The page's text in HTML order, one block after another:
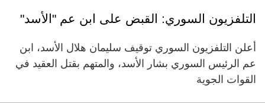
التلفزيون السوري: القبض على ابن عم "الأسد"
أعلن التلفزيون السوري توقيف سليمان هلال الأسد، ابن
عم الرئيس السوري بشار الأسد، والمتهم بقتل العقيد في
القوات الجوية